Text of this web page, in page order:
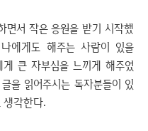
면서 작은 응원을 받기 시작했
에게도 해주는 사람이 있을
큰 자부심을 느끼게 해주었
을 읽어주시는 독자분들이 있
생각한다.